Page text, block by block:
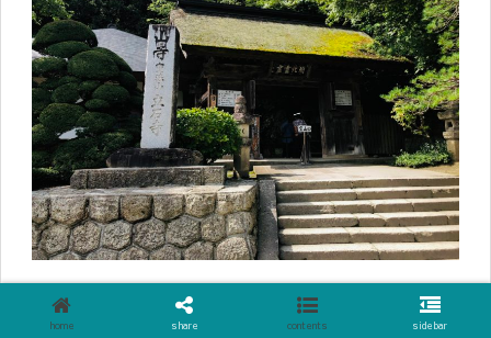
２日目は通称「山寺」と呼ばれている宝珠山立石寺に行って
きました。
home share contents sidebar